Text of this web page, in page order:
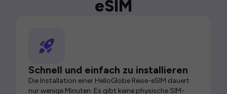
eSIM
Schnell und einfach zu installieren
Die Installation einer HelloGlobe Reise-eSIM dauert
nur wenige Minuten. Es gibt keine physische SIM-